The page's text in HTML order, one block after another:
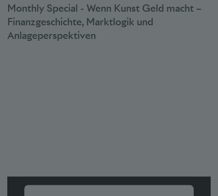
powered by Usercentrics Consent Management Platform
Monthly Special - Wenn Kunst Geld macht –
Finanzgeschichte, Marktlogik und
Anlageperspektiven